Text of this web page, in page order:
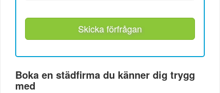
Skicka förfrågan
Boka en städfirma du känner dig trygg
med